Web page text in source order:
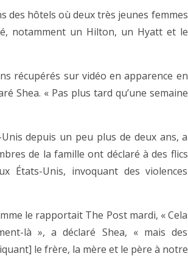
des hôtels où deux très jeunes femmes
notamment un Hilton, un Hyatt et le
récupérés sur vidéo en apparence en
Shea. « Pas plus tard qu’une semaine
depuis un peu plus de deux ans, a
de la famille ont déclaré à des flics
États-Unis, invoquant des violences
le rapportait The Post mardi, « Cela
là », a déclaré Shea, « mais des
le frère, la mère et le père à notre